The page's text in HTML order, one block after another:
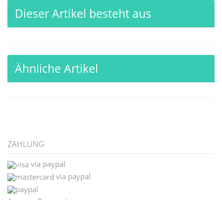
Dieser Artikel besteht aus
Ähnliche Artikel
ZAHLUNG
via paypal
via paypal